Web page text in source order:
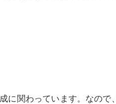
に関わっています。なので、